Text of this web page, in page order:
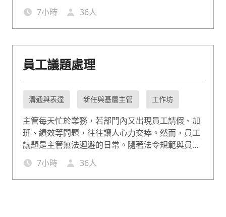
代領導課程聚焦在「理解與尊重」、「溝通與合
作」及「激勵與管理」。讓管理者運用教練式領
導，引領 Z 世代與資深員工攜手共創更高的團隊績
效。
7小時 36人
員工議題處理
溝通與表達 新任與基層主管 工作坊
主管每天忙於業務，若部門內又出現員工請假、加
班、績效等問題，往往讓人心力交瘁。然而，員工
議題是主管無法迴避的日常。隨著法令規範與員工
權益意識提升，世代對工作的態度與期待也大不相
同。面對這些人事挑戰，主管需要的不只是經驗，
更是能即時應對的管理工具與溝通技巧。本課程精
7小時 36人